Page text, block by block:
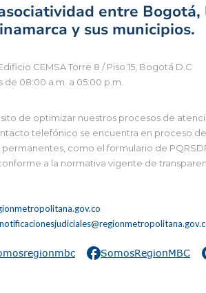
entre Bogotá,
y sus municipios.
CEMSA Torre 8 / Piso 15, Bogotá D.C
08:00 a.m. a 05:00 p.m.
de optimizar nuestros procesos de
telefónico se encuentra en proceso
como el formulario de
a la normativa vigente de
SomosRegionMBC